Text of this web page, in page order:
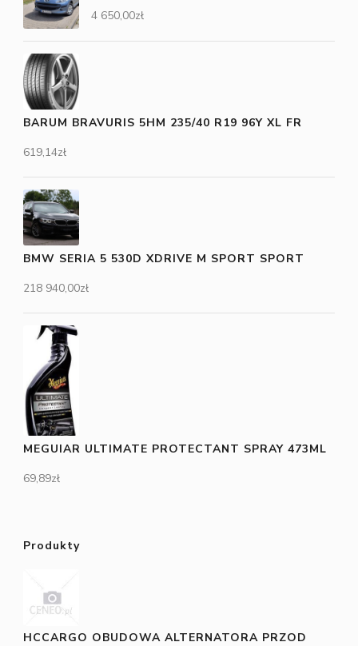
4 650,00zł
BARUM BRAVURIS 5HM 235/40 R19 96Y XL FR
619,14zł
BMW SERIA 5 530D XDRIVE M SPORT SPORT
218 940,00zł
MEGUIAR ULTIMATE PROTECTANT SPRAY 473ML
69,89zł
Produkty
HCCARGO OBUDOWA ALTERNATORA PRZOD